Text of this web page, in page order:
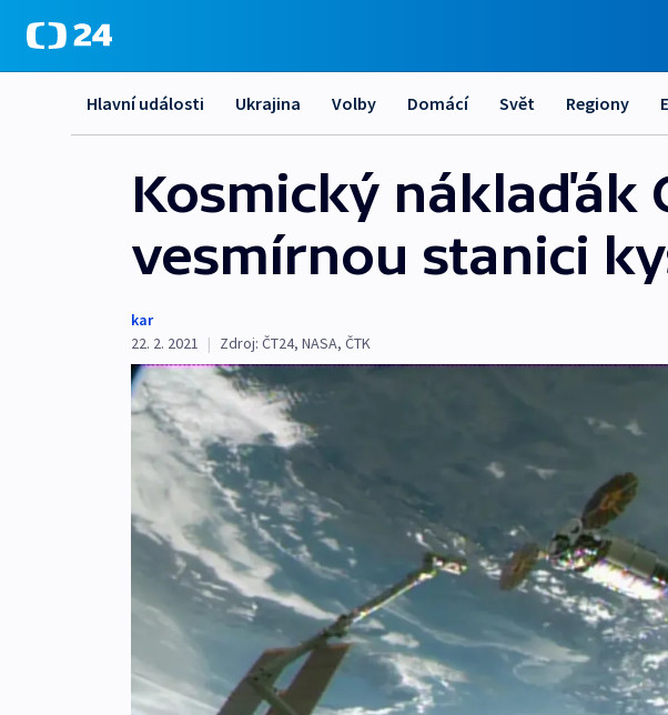
Hlavní události Ukrajina Volby Domácí Svět Regiony
Kosmický náklaďák
vesmírnou stanici
kar
22. 2. 2021 | Zdroj: ČT24, NASA, ČTK